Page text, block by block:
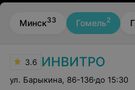
Минск33 Гомель2
3.6 ИНВИТРО
ул. Барыкина 86-136 до 15:30